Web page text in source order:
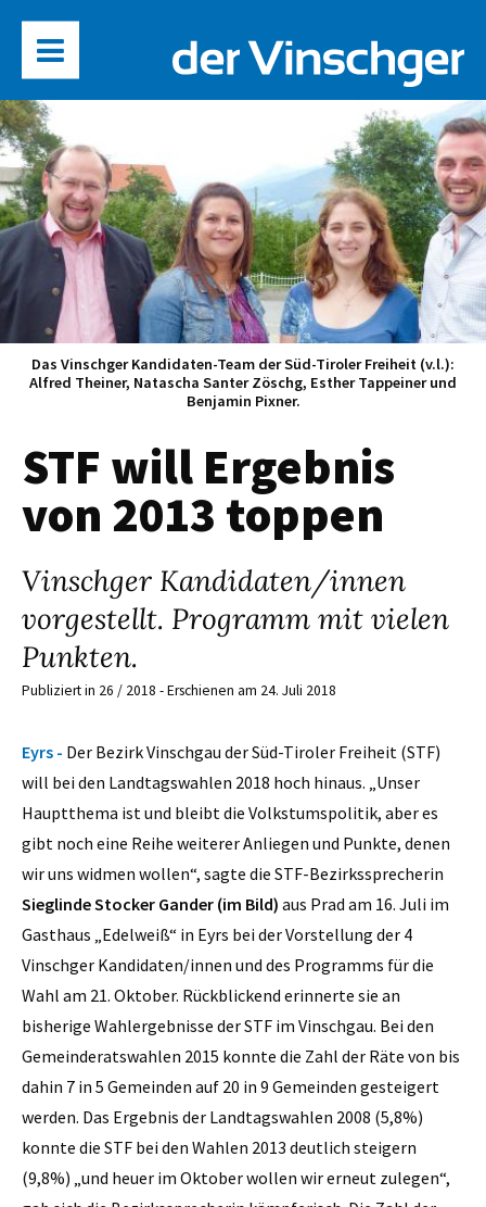
Das Vinschger Kandidaten-Team der Süd-Tiroler Freiheit (v.l.):
Alfred Theiner, Natascha Santer Zöschg, Esther Tappeiner und
Benjamin Pixner.
STF will Ergebnis
von 2013 toppen
Vinschger Kandidaten/innen
vorgestellt. Programm mit vielen
Punkten.
Publiziert in 26 / 2018 - Erschienen am 24. Juli 2018
Eyrs - Der Bezirk Vinschgau der Süd-Tiroler Freiheit (STF)
will bei den Landtagswahlen 2018 hoch hinaus. „Unser
Hauptthema ist und bleibt die Volkstumspolitik, aber es
gibt noch eine Reihe weiterer Anliegen und Punkte, denen
wir uns widmen wollen“, sagte die STF-Bezirkssprecherin
Sieglinde Stocker Gander (im Bild) aus Prad am 16. Juli im
Gasthaus „Edelweiß“ in Eyrs bei der Vorstellung der 4
Vinschger Kandidaten/innen und des Programms für die
Wahl am 21. Oktober. Rückblickend erinnerte sie an
bisherige Wahlergebnisse der STF im Vinschgau. Bei den
Gemeinderatswahlen 2015 konnte die Zahl der Räte von bis
dahin 7 in 5 Gemeinden auf 20 in 9 Gemeinden gesteigert
werden. Das Ergebnis der Landtagswahlen 2008 (5,8%)
konnte die STF bei den Wahlen 2013 deutlich steigern
(9,8%) „und heuer im Oktober wollen wir erneut zulegen“,